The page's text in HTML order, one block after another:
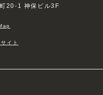
20-1 神保ビル3F
イト